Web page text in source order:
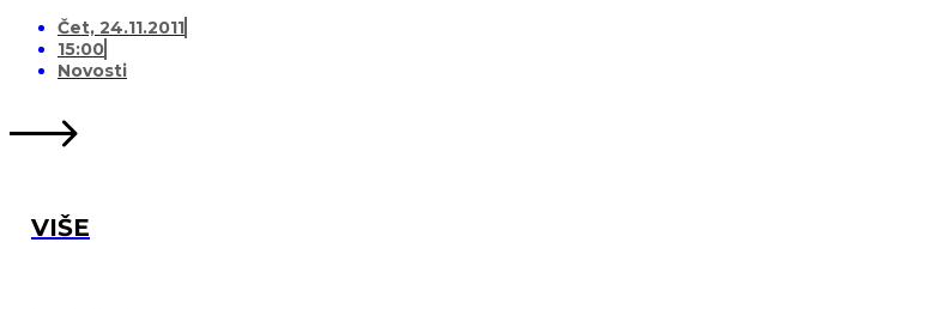
Čet, 24.11.2011
15:00
Novosti
VIŠE